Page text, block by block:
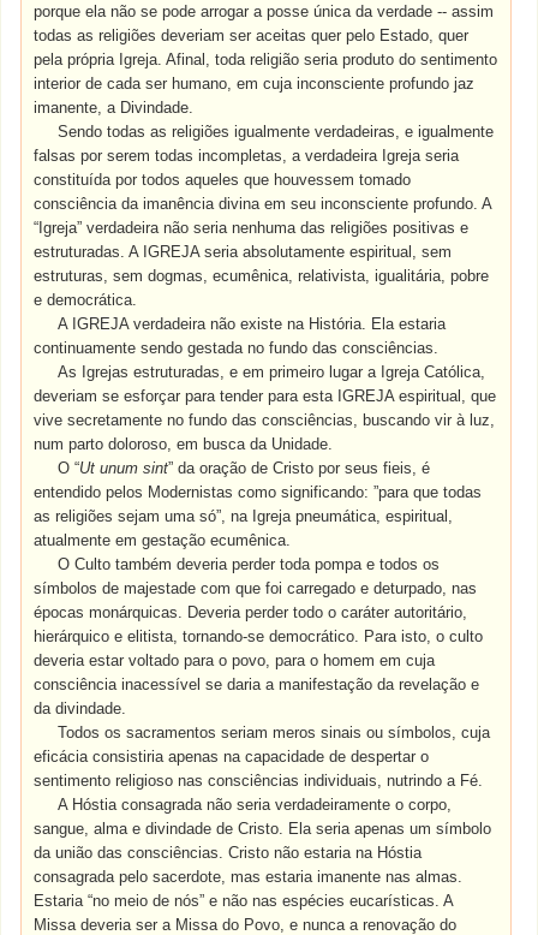
porque ela não se pode arrogar a posse única da verdade -- assim
todas as religiões deveriam ser aceitas quer pelo Estado, quer
pela própria Igreja. Afinal, toda religião seria produto do sentimento
interior de cada ser humano, em cuja inconsciente profundo jaz
imanente, a Divindade.
Sendo todas as religiões igualmente verdadeiras, e igualmente
falsas por serem todas incompletas, a verdadeira Igreja seria
constituída por todos aqueles que houvessem tomado
consciência da imanência divina em seu inconsciente profundo. A
“Igreja” verdadeira não seria nenhuma das religiões positivas e
estruturadas. A IGREJA seria absolutamente espiritual, sem
estruturas, sem dogmas, ecumênica, relativista, igualitária, pobre
e democrática.
A IGREJA verdadeira não existe na História. Ela estaria
continuamente sendo gestada no fundo das consciências.
As Igrejas estruturadas, e em primeiro lugar a Igreja Católica,
deveriam se esforçar para tender para esta IGREJA espiritual, que
vive secretamente no fundo das consciências, buscando vir à luz,
num parto doloroso, em busca da Unidade.
O “Ut unum sint” da oração de Cristo por seus fieis, é
entendido pelos Modernistas como significando: ”para que todas
as religiões sejam uma só”, na Igreja pneumática, espiritual,
atualmente em gestação ecumênica.
O Culto também deveria perder toda pompa e todos os
símbolos de majestade com que foi carregado e deturpado, nas
épocas monárquicas. Deveria perder todo o caráter autoritário,
hierárquico e elitista, tornando-se democrático. Para isto, o culto
deveria estar voltado para o povo, para o homem em cuja
consciência inacessível se daria a manifestação da revelação e
da divindade.
Todos os sacramentos seriam meros sinais ou símbolos, cuja
eficácia consistiria apenas na capacidade de despertar o
sentimento religioso nas consciências individuais, nutrindo a Fé.
A Hóstia consagrada não seria verdadeiramente o corpo,
sangue, alma e divindade de Cristo. Ela seria apenas um símbolo
da união das consciências. Cristo não estaria na Hóstia
consagrada pelo sacerdote, mas estaria imanente nas almas.
Estaria “no meio de nós” e não nas espécies eucarísticas. A
Missa deveria ser a Missa do Povo, e nunca a renovação do